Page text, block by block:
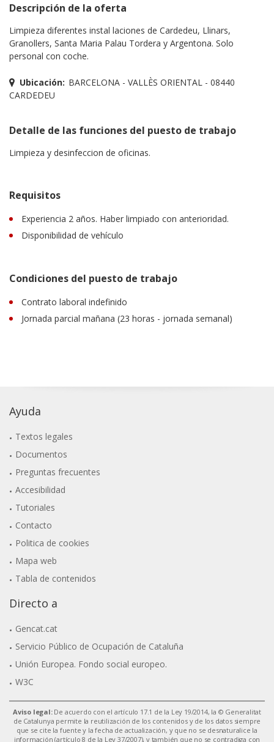
Descripción de la oferta
Limpieza diferentes instal laciones de Cardedeu, Llinars,
Granollers, Santa Maria Palau Tordera y Argentona. Solo
personal con coche.
Ubicación: BARCELONA - VALLÈS ORIENTAL - 08440
CARDEDEU
Detalle de las funciones del puesto de trabajo
Limpieza y desinfeccion de oficinas.
Requisitos
Experiencia 2 años. Haber limpiado con anterioridad.
Disponibilidad de vehículo
Condiciones del puesto de trabajo
Contrato laboral indefinido
Jornada parcial mañana (23 horas - jornada semanal)
Ayuda
Textos legales
Documentos
Preguntas frecuentes
Accesibilidad
Tutoriales
Contacto
Politica de cookies
Mapa web
Tabla de contenidos
Directo a
Gencat.cat
Servicio Público de Ocupación de Cataluña
Unión Europea. Fondo social europeo.
W3C
Aviso legal:De acuerdo con el artículo 17.1 de la Ley 19/2014, la © Generalitat
de Catalunya permite la reutilización de los contenidos y de los datos siempre
que se cite la fuente y la fecha de actualización, y que no se desnaturalice la
información (artículo 8 de la Ley 37/2007), y también que no se contradiga con